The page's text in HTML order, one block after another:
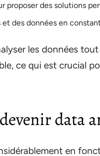
proposer des solutions
des données en
les données
ce qui est crucial
data
en